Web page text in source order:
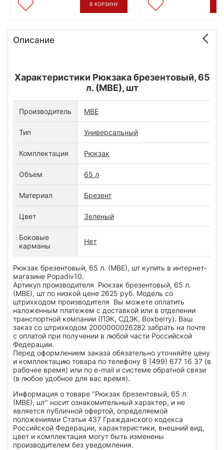
В КОРЗИНУ
Описание
Характеристики Рюкзака брезентовый, 65
л. (МВЕ), шт
Производитель МВЕ
Тип Универсальный
Комплектация Рюкзак
Объем 65 л
Материал Брезент
Цвет Зеленый
Боковые
карманы
Нет
Рюкзак брезентовый, 65 л. (МВЕ), шт купить в интернет-
магазине Popadiv10.
Артикул производителя Рюкзак брезентовый, 65 л.
(МВЕ), шт по низкой цене 2625 руб. Модель со
штрихкодом производителя Вы можете оплатить
наложенным платежем с доставкой или в отделении
транспортной компании (ПЭК, СДЭК, Boxberry). Ваш
заказ со штрихкодом 2000000026282 забрать на почте
с оплатой при получении в любой части Российской
Федерации.
Перед оформлением заказа обязательно уточняйте цену
и комплектацию товара по телефону 8 (499) 677 16 37 (в
рабочее время) или по e-mail и системе обратной связи
(в любое удобное для вас время).
Информация о товаре "Рюкзак брезентовый, 65 л.
(МВЕ), шт" носит ознакомительный характер, и не
является публичной офертой, определяемой
положениями Статьи 437 Гражданского кодекса
Российской Федерации, характеристики, внешний вид,
цвет и комплектация могут быть изменены
производителем без уведомления.